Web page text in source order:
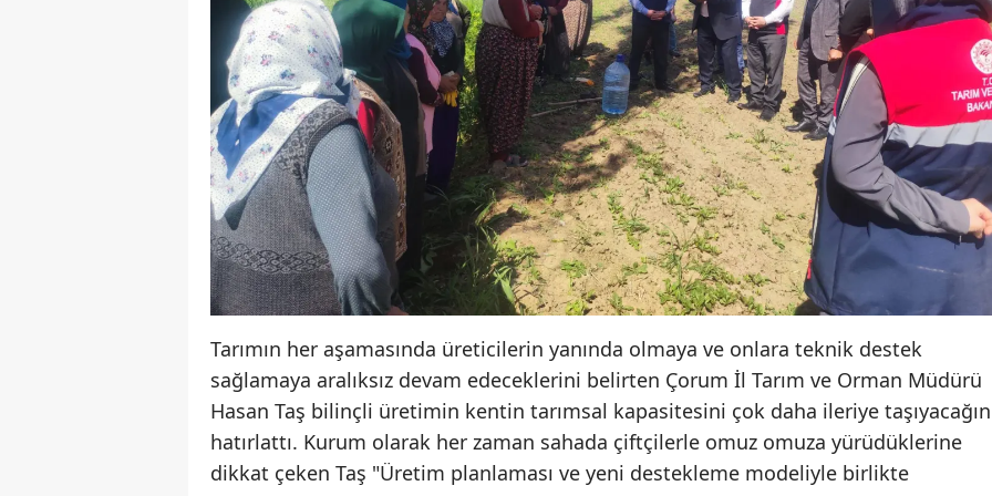
Yalova
Karabük
Kilis
Osmaniye
Düzce
Tarımın her aşamasında üreticilerin yanında olmaya ve onlara teknik destek
sağlamaya aralıksız devam edeceklerini belirten Çorum İl Tarım ve Orman Müdürü
Hasan Taş bilinçli üretimin kentin tarımsal kapasitesini çok daha ileriye
hatırlattı. Kurum olarak her zaman sahada çiftçilerle omuz omuza yürüdüklerine
dikkat çeken Taş "Üretim planlaması ve yeni destekleme modeliyle birlikte